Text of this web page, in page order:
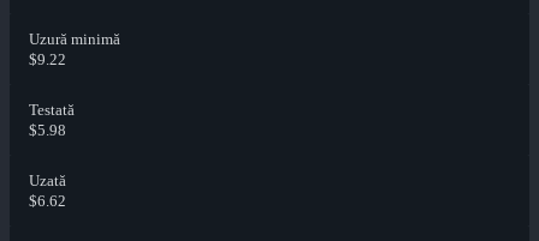
Uzură minimă
$9.22
Testată
$5.98
Uzată
$6.62